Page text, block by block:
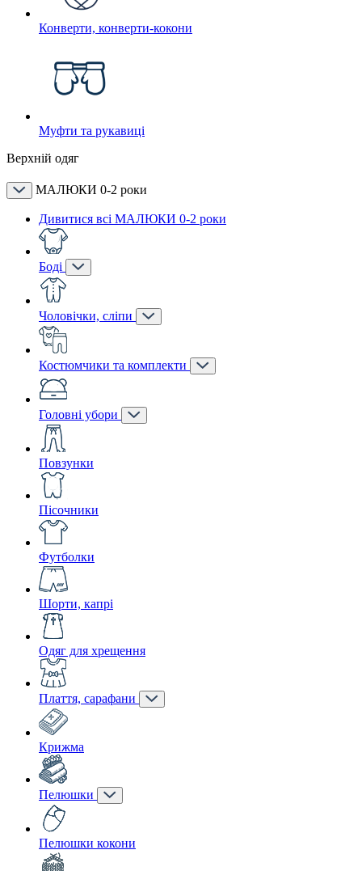
Конверти, конверти-кокони
Муфти та рукавиці
Верхній одяг
МАЛЮКИ 0-2 роки
Дивитися всі МАЛЮКИ 0-2 роки
Боді
Чоловічки, сліпи
Костюмчики та комплекти
Головні убори
Повзунки
Пісочники
Футболки
Шорти, капрі
Одяг для хрещення
Плаття, сарафани
Крижма
Пелюшки
Пелюшки кокони